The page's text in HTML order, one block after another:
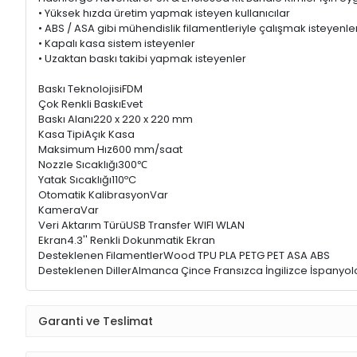
• Yüksek hızda üretim yapmak isteyen kullanıcılar
• ABS / ASA gibi mühendislik filamentleriyle çalışmak
• Kapalı kasa sistem isteyenler
• Uzaktan baskı takibi yapmak isteyenler
Baskı TeknolojisiFDM
Çok Renkli BaskıEvet
Baskı Alanı220 x 220 x 220 mm
Kasa TipiAçık Kasa
Maksimum Hız600 mm/saat
Nozzle Sıcaklığı300℃
Yatak Sıcaklığı110ºC
Otomatik KalibrasyonVar
KameraVar
Veri Aktarım TürüUSB Transfer WIFI WLAN
Ekran4.3'' Renkli Dokunmatik Ekran
Desteklenen FilamentlerWood TPU PLA PETG PET ASA ABS
Desteklenen DillerAlmanca Çince Fransızca İngilizce
Garanti ve Teslimat